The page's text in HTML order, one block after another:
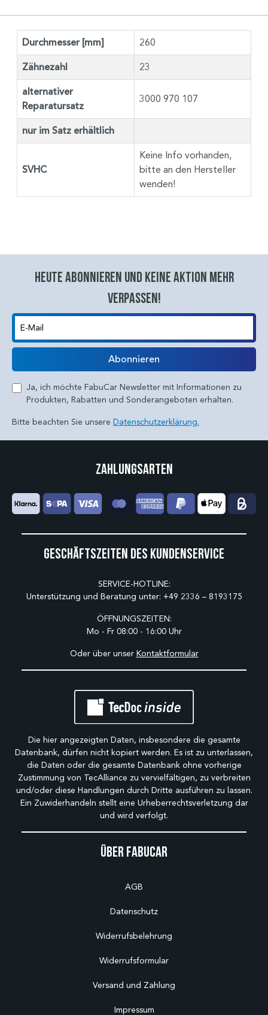
Durchmesser [mm] 260
Zähnezahl 23
alternativer
Reparatursatz
3000 970 107
nur im Satz erhältlich
SVHC
Keine Info vorhanden,
bitte an den Hersteller
wenden!
Heute abonnieren und keine aktion mehr
verpassen!
E-Mail
Abonnieren
Ja, ich möchte FabuCar Newsletter mit Informationen zu
Produkten, Rabatten und Sonderangeboten erhalten.
Bitte beachten Sie unsere Datenschutzerklärung.
Über Fabucar
AGB
Datenschutz
Widerrufsbelehrung
Widerrufsformular
Versand und Zahlung
Impressum
Geschäftszeiten des Kundenservice
SERVICE-HOTLINE:
Unterstützung und Beratung unter: +49 2336 – 8193175
ÖFFNUNGSZEITEN:
Mo - Fr 08:00 - 16:00 Uhr
Oder über unser Kontaktformular
Zahlungsarten
Die hier angezeigten Daten, insbesondere die gesamte
Datenbank, dürfen nicht kopiert werden. Es ist zu unterlassen,
die Daten oder die gesamte Datenbank ohne vorherige
Zustimmung von TecAlliance zu vervielfältigen, zu verbreiten
und/oder diese Handlungen durch Dritte ausführen zu lassen.
Ein Zuwiderhandeln stellt eine Urheberrechtsverletzung dar
und wird verfolgt.